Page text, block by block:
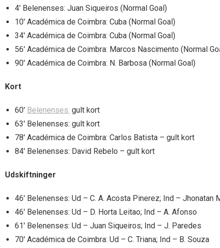
4′ Belenenses: Juan Siqueiros (Normal Goal)
10′ Académica de Coimbra: Cuba (Normal Goal)
34′ Académica de Coimbra: Cuba (Normal Goal)
56′ Académica de Coimbra: Marcos Nascimento (Normal
90′ Académica de Coimbra: N. Barbosa (Normal Goal)
Kort
60′ Belenenses: gult kort
63′ Belenenses: gult kort
78′ Académica de Coimbra: Carlos Batista – gult kort
84′ Belenenses: David Rebelo – gult kort
Udskiftninger
46′ Belenenses: Ud – C. A. Acosta Pinerez; Ind – Jhonatan
46′ Belenenses: Ud – D. Horta Leitao; Ind – A. Afonso
61′ Belenenses: Ud – Juan Siqueiros; Ind – J. Paredes
70′ Académica de Coimbra: Ud – C. Triana; Ind – B. Souza